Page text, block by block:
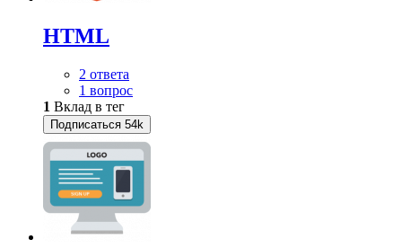
HTML
2 ответа
1 вопрос
1 Вклад в тег
Подписаться 54k